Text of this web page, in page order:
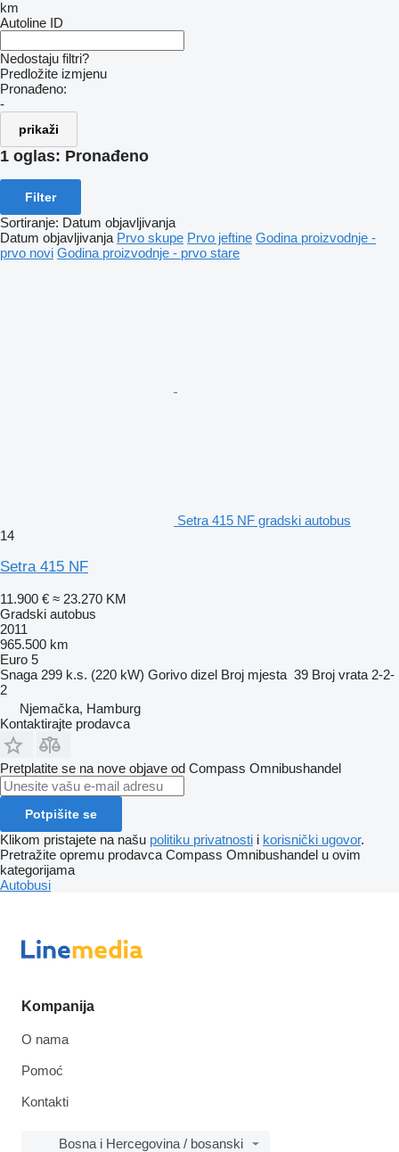
km
Autoline ID
Nedostaju filtri?
Predložite izmjenu
Pronađeno:
-
prikaži
1 oglas: Pronađeno
Filter
Sortiranje: Datum objavljivanja
Datum objavljivanja Prvo skupe Prvo jeftine Godina proizvodnje -
prvo novi Godina proizvodnje - prvo stare
Setra 415 NF gradski autobus
14
Setra 415 NF
11.900 € ≈ 23.270 KM
Gradski autobus
2011
965.500 km
Euro 5
Snaga 299 k.s. (220 kW) Gorivo dizel Broj mjesta 39 Broj vrata 2-2-
2
Njemačka, Hamburg
Kontaktirajte prodavca
Pretplatite se na nove objave od Compass Omnibushandel
Potpišite se
Klikom pristajete na našu politiku privatnosti i korisnički ugovor.
Pretražite opremu prodavca Compass Omnibushandel u ovim
kategorijama
Autobusi
Kompanija
O nama
Pomoć
Kontakti
Bosna i Hercegovina / bosanski